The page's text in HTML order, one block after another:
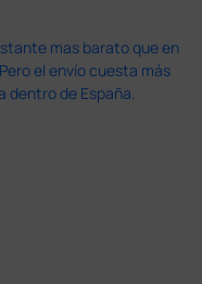
mas barato que en
el envío cuesta más
dentro de España.